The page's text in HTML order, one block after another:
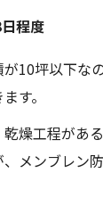
程度
10坪以下な
す。
燥工程があ
メンブレン